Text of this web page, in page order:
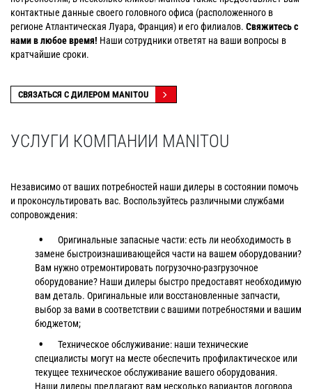
контактные данные своего головного офиса (расположенного в
регионе Атлантическая Луара, Франция) и его филиалов. Свяжитесь с
нами в любое время! Наши сотрудники ответят на ваши вопросы в
кратчайшие сроки.
СВЯЗАТЬСЯ С ДИЛЕРОМ MANITOU
УСЛУГИ КОМПАНИИ MANITOU
Независимо от ваших потребностей наши дилеры в состоянии помочь
и проконсультировать вас. Воспользуйтесь различными службами
сопровождения:
Оригинальные запасные части: есть ли необходимость в
замене быстроизнашивающейся части на вашем оборудовании?
Вам нужно отремонтировать погрузочно-разгрузочное
оборудование? Наши дилеры быстро предоставят необходимую
вам деталь. Оригинальные или восстановленные запчасти,
выбор за вами в соответствии с вашими потребностями и вашим
бюджетом;
Техническое обслуживание: наши технические
специалисты могут на месте обеспечить профилактическое или
текущее техническое обслуживание вашего оборудования.
Наши дилеры предлагают вам несколько вариантов договора